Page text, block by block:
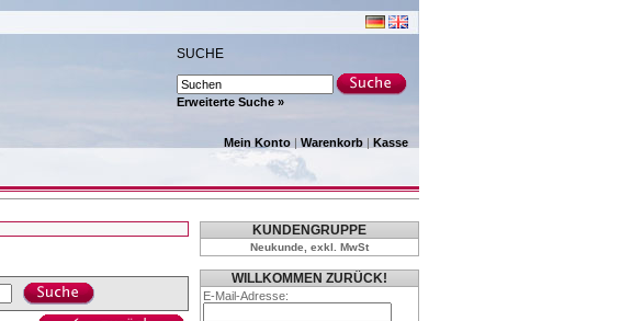
SUCHE
Erweiterte Suche »
Mein Konto | Warenkorb | Kasse
KUNDENGRUPPE
Neukunde, exkl. MwSt
WILLKOMMEN ZURÜCK!
E-Mail-Adresse: